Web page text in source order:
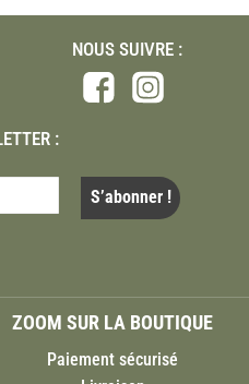
NOUS SUIVRE :
:
ZOOM SUR LA BOUTIQUE
Paiement sécurisé